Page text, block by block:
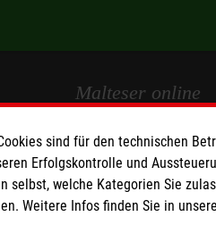
Malteser online
Malteserorden
Malteser Jugend
Malteser International
sind für den technischen
Erfolgskontrolle und
welche Kategorien Sie
Weitere Infos finden Sie in